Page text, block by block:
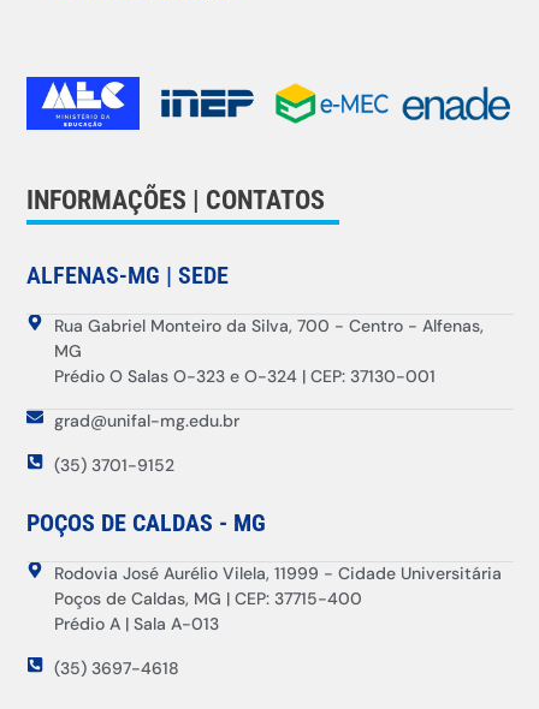
INFORMAÇÕES | CONTATOS
ALFENAS-MG | SEDE
Rua Gabriel Monteiro da Silva, 700 - Centro - Alfenas,
MG
Prédio O Salas O-323 e O-324 | CEP: 37130-001
grad@unifal-mg.edu.br
(35) 3701-9152
POÇOS DE CALDAS - MG
Rodovia José Aurélio Vilela, 11999 - Cidade Universitária
Poços de Caldas, MG | CEP: 37715-400
Prédio A | Sala A-013
(35) 3697-4618